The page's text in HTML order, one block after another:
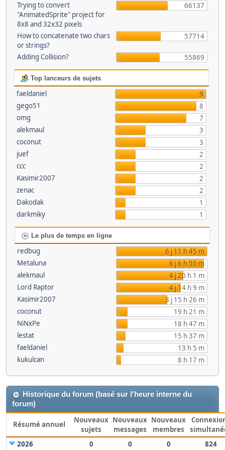
Trying to convert
"AnimatedSprite" project for
8x8 and 32x32 pixels
66137
How to concatenate two chars
or strings?
57714
Adding Collision? 55869
Top lanceurs de sujets
faeldaniel
9
gego51
8
omg
7
alekmaul
3
coconut
3
juef
2
ccc
2
Kasimir2007
2
zenac
2
Dakodak
1
darkmiky
1
Le plus de temps en ligne
redbug
6 j 11 h 45 m
Metaluna
6 j 6 h 55 m
alekmaul
4 j 20 h 1 m
Lord Raptor
4 j 14 h 9 m
Kasimir2007
3 j 15 h 26 m
coconut
19 h 21 m
NiNxPe
18 h 47 m
lestat
15 h 37 m
faeldaniel
13 h 5 m
kukulcan
8 h 17 m
Historique du forum (basé sur l'heure interne du
forum)
Résumé annuel
Nouveaux
sujets
Nouveaux
messages
Nouveaux
membres
2026
0 0 0 824